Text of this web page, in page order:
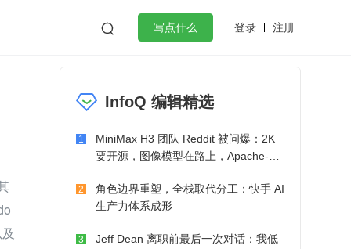
 写点什么 登录 注册
微服务架构 flutter
InfoQ 编辑精选
1
MiniMax H3 团队 Reddit 被问爆：2K
要开源，图像模型在路上，Apache-2.0
2
角色边界重塑，全栈取代分工：快手 AI
生产力体系成形
3
Jeff Dean 离职前最后一次对话：我低